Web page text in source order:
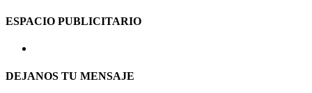
ESPACIO PUBLICITARIO
DEJANOS TU MENSAJE